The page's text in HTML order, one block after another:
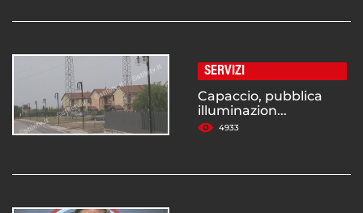
SERVIZI
Capaccio, pubblica
illuminazion...
4933